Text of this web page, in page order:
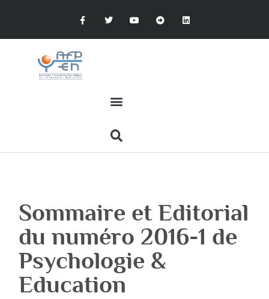
Sommaire et Editorial
du numéro 2016-1 de
Psychologie &
Education